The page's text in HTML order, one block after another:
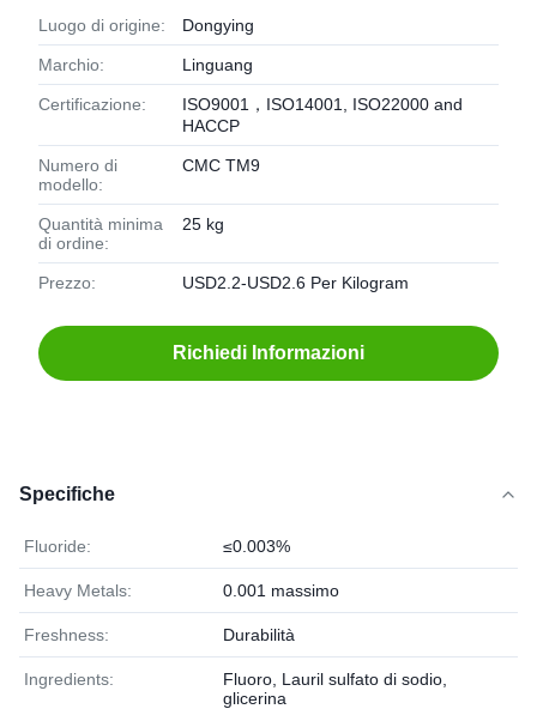
Luogo di origine: Dongying
Marchio: Linguang
Certificazione:
ISO9001，ISO14001, ISO22000 and
HACCP
Numero di
modello:
CMC TM9
Quantità minima
di ordine:
25 kg
Prezzo: USD2.2-USD2.6 Per Kilogram
Richiedi Informazioni
Specifiche
Fluoride: ≤0.003%
Heavy Metals: 0.001 massimo
Freshness: Durabilità
Ingredients:
Fluoro, Lauril sulfato di sodio,
glicerina